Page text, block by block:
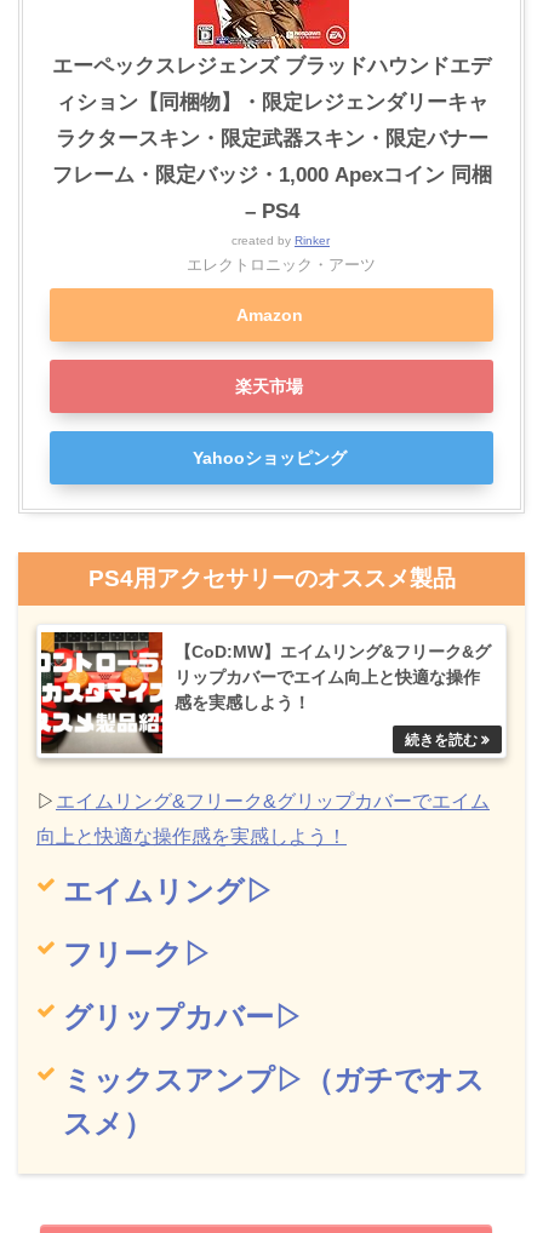
エーペックスレジェンズ ブラッドハウンドエデ
ィション【同梱物】・限定レジェンダリーキャ
ラクタースキン・限定武器スキン・限定バナー
フレーム・限定バッジ・1,000 Apexコイン 同梱
– PS4
created by Rinker
エレクトロニック・アーツ
Amazon
楽天市場
Yahooショッピング
PS4用アクセサリーのオススメ製品
【CoD:MW】エイムリング&フリーク&グ
リップカバーでエイム向上と快適な操作
感を実感しよう！
▷ エイムリング&フリーク&グリップカバーでエイム
向上と快適な操作感を実感しよう！
エイムリング▷
フリーク▷
グリップカバー▷
ミックスアンプ▷（ガチでオス
スメ）